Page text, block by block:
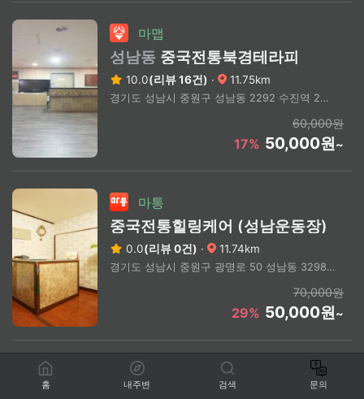
마맵
성남동 중국전통북경테라피
10.0(리뷰 16건) · 11.75km
경기도 성남시 중원구 성남동 2292 수진역 2번 출구 도보 8분
60,000원
17% 50,000원~
마통
중국전통힐링케어 (성남운동장)
0.0(리뷰 0건) · 11.74km
경기도 성남시 중원구 광명로 50 성남동 3298 3층
70,000원
29% 50,000원~
마맵
성남동
홈 내주변 검색 문의